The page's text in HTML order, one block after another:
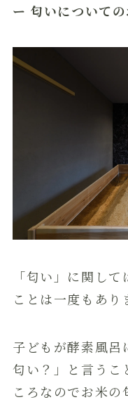
ー 匂いについて
「匂い」に関し
ことは一度もあり
子どもが酵素風呂
匂い？」と言うこ
ころなのでお米の